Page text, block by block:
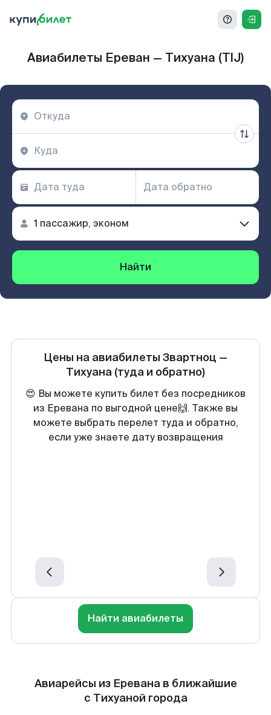
Авиабилеты Ереван — Тихуана (TIJ)
Найти
Цены на авиабилеты Звартноц —
Тихуана (туда и обратно)
😍 Вы можете купить билет без посредников
из Еревана по выгодной цене🙌. Также вы
можете выбрать перелет туда и обратно,
если уже знаете дату возвращения
Найти авиабилеты
Авиарейсы из Еревана в ближайшие
с Тихуаной города